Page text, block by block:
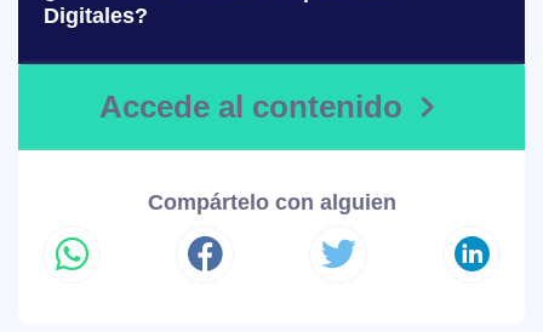
Digitales?
Accede al contenido
Compártelo con alguien